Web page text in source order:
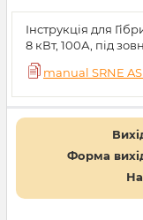
Інструкція для
8 кВт, 100А, під
manual SRNE
Форма